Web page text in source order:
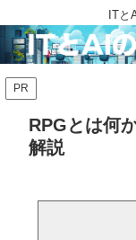
ITと
PR
RPGとは何
解説